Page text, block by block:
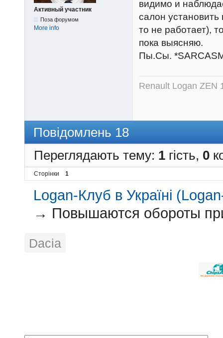
Активный участник
Поза форумом
More info
видимо и
салон
то не работает),
пока выясняю.
Пы.Сы.
Renault Logan ZEN
Повідомлень 18
Переглядають тему: 1 гість, 0
Сторінки 1
Logan-Клуб в Україні
→ Повышаются обороты
Dacia